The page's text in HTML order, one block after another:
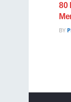
80
BY